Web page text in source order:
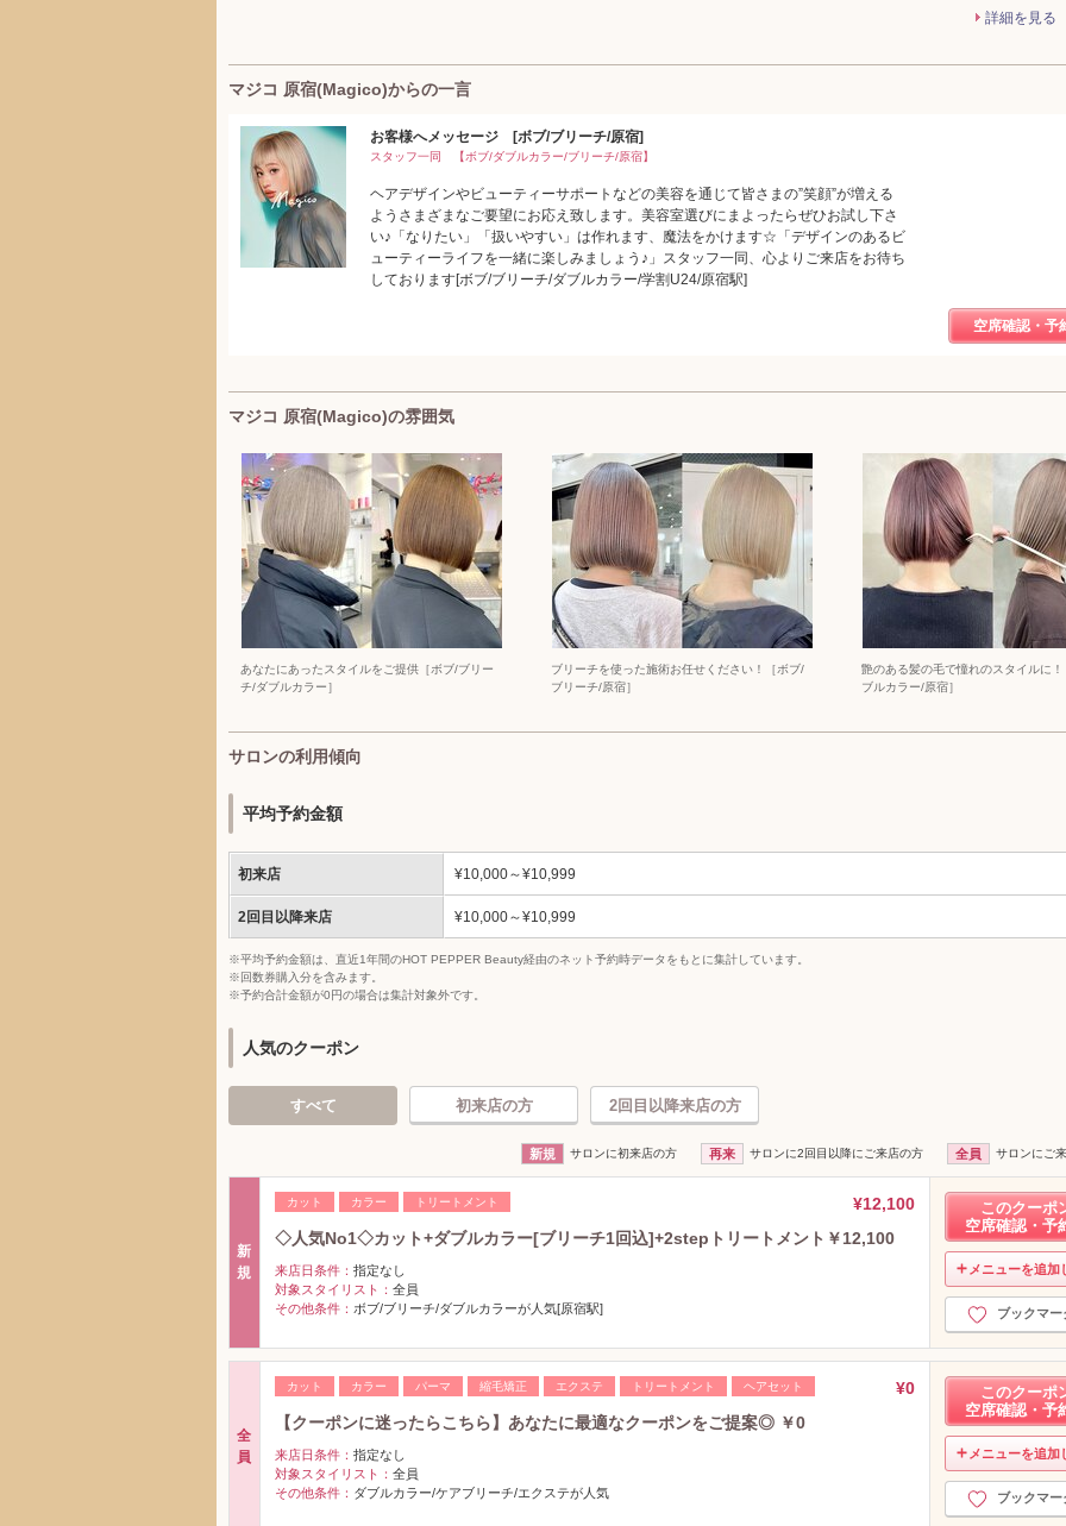
詳細を見る
マジコ 原宿(Magico)からの一言
お客様へメッセージ [ボブ/ブリーチ/原宿]
スタッフ一同 【ボブ/ダブルカラー/ブリーチ/原宿】
ヘアデザインやビューティーサポートなどの美容を通じて皆さまの”笑顔”が増える
ようさまざまなご要望にお応え致します。美容室選びにまよったらぜひお試し下さ
い♪「なりたい」「扱いやすい」は作れます、魔法をかけます☆「デザインのあるビ
ューティーライフを一緒に楽しみましょう♪」スタッフ一同、心よりご来店をお待ち
しております[ボブ/ブリーチ/ダブルカラー/学割U24/原宿駅]
空席確認・予
マジコ 原宿(Magico)の雰囲気
あなたにあったスタイルをご提供［ボブ/ブリー
チ/ダブルカラー］
ブリーチを使った施術お任せください！［ボブ/
ブリーチ/原宿］
艶のある髪の毛で憧れのスタイルに
ブルカラー/原宿］
サロンの利用傾向
平均予約金額
初来店 ¥10,000～¥10,999
2回目以降来店 ¥10,000～¥10,999
※平均予約金額は、直近1年間のHOT PEPPER Beauty経由のネット予約時データをもとに集計しています。
※回数券購入分を含みます。
※予約合計金額が0円の場合は集計対象外です。
人気のクーポン
すべて 初来店の方 2回目以降来店の方
新規 サロンに初来店の方 再来 サロンに2回目以降にご来店の方 全員 サロンにご
新
規
カット カラー トリートメント
¥12,100
◇人気No1◇カット+ダブルカラー[ブリーチ1回込]+2stepトリートメント￥12,100
来店日条件： 指定なし
対象スタイリスト： 全員
その他条件： ボブ/ブリーチ/ダブルカラーが人気[原宿駅]
このクーポ
空席確認・予
メニューを追加
ブックマー
全
員
カット カラー パーマ 縮毛矯正 エクステ トリートメント ヘアセット
¥0
【クーポンに迷ったらこちら】あなたに最適なクーポンをご提案◎ ￥0
来店日条件： 指定なし
対象スタイリスト： 全員
その他条件： ダブルカラー/ケアブリーチ/エクステが人気
このクーポ
空席確認・予
メニューを追加
ブックマー